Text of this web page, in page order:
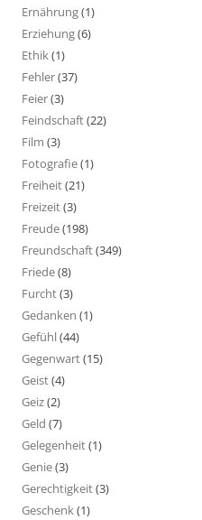
Ernährung(1)
Erziehung(6)
Ethik(1)
Fehler(37)
Feier(3)
Feindschaft(22)
Film (3)
Fotografie(1)
Freiheit(21)
Freizeit(3)
Freude(198)
Freundschaft(349)
Friede(8)
Furcht(3)
Gedanken (1)
Gefühl(44)
Gegenwart(15)
Geist(4)
Geiz(2)
Geld (7)
Gelegenheit(1)
Genie(3)
Gerechtigkeit(3)
Geschenk(1)